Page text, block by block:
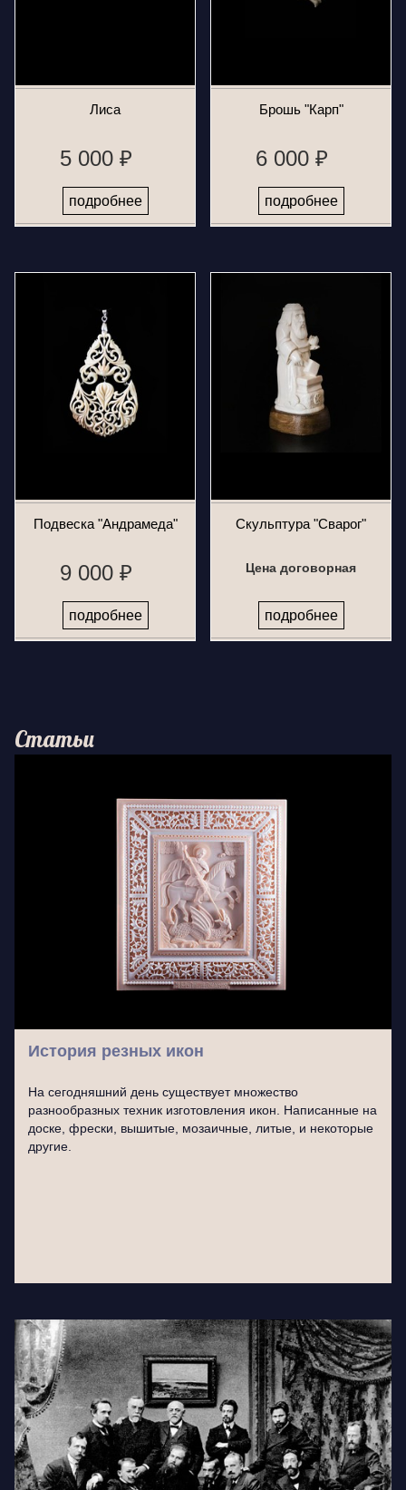
Лиса
5 000 ₽
подробнее
Брошь "Карп"
6 000 ₽
подробнее
Подвеска "Андрамеда"
9 000 ₽
подробнее
Скульптура "Сварог"
Цена договорная
подробнее
Статьи
История резных икон
На сегодняшний день существует множество
разнообразных техник изготовления икон. Написанные на
доске, фрески, вышитые, мозаичные, литые, и некоторые
другие.